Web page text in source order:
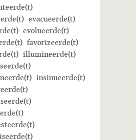
evacueerde(t)
evolueerde(t)
favorizeerde(t)
illumineerde(t)
insinueerde(t)